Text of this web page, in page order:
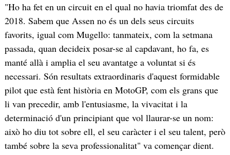
"Ho ha fet en un circuit en el qual no havia triomfat des de
2018. Sabem que Assen no és un dels seus circuits
favorits, igual com Mugello: tanmateix, com la setmana
passada, quan decideix posar-se al capdavant, ho fa, es
manté allà i amplia el seu avantatge a voluntat si és
necessari. Són resultats extraordinaris d'aquest formidable
pilot que està fent història en MotoGP, com els grans que
li van precedir, amb l'entusiasme, la vivacitat i la
determinació d'un principiant que vol llaurar-se un nom:
això ho diu tot sobre ell, el seu caràcter i el seu talent, però
també sobre la seva professionalitat" va començar dient.